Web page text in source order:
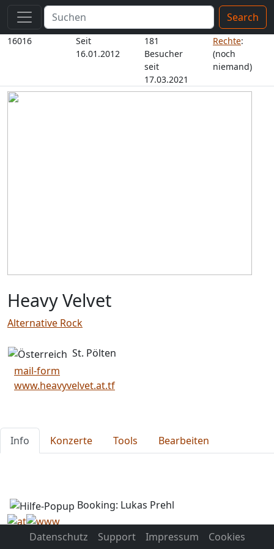
Search
16016
Seit
16.01.2012
181
Besucher
seit
17.03.2021
Rechte:
(noch
niemand)
Heavy Velvet
Alternative Rock
St. Pölten
mail-form
www.heavyvelvet.at.tf
Info Konzerte Tools Bearbeiten
Booking: Lukas Prehl
Datenschutz Support Impressum Cookies